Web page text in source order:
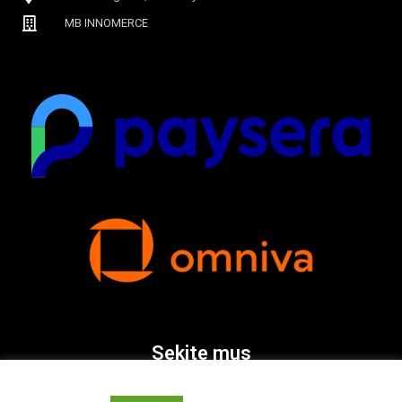
MB INNOMERCE
Sekite mus